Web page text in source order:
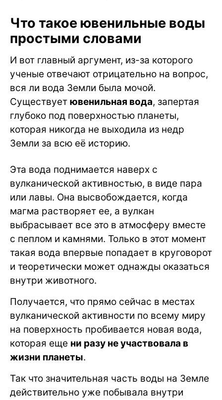
Что такое ювенильные воды
простыми словами
И вот главный аргумент, из-за которого
ученые отвечают отрицательно на вопрос,
вся ли вода Земли была мочой.
Существует ювенильная вода, запертая
глубоко под поверхностью планеты,
которая никогда не выходила из недр
Земли за всю её историю.
Эта вода поднимается наверх с
вулканической активностью, в виде пара
или лавы. Она высвобождается, когда
магма растворяет ее, а вулкан
выбрасывает все это в атмосферу вместе
с пеплом и камнями. Только в этот момент
такая вода впервые попадает в круговорот
и теоретически может однажды оказаться
внутри животного.
Получается, что прямо сейчас в местах
вулканической активности по всему миру
на поверхность пробивается новая вода,
которая еще ни разу не участвовала в
жизни планеты.
Так что значительная часть воды на Земле
действительно уже побывала внутри